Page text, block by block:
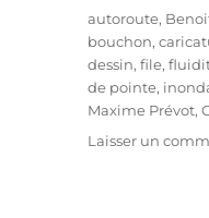
Étiquettes
autoroute,
bouchon,
dessin,file,
de pointe,
Maxime Prévot,
Laisser un